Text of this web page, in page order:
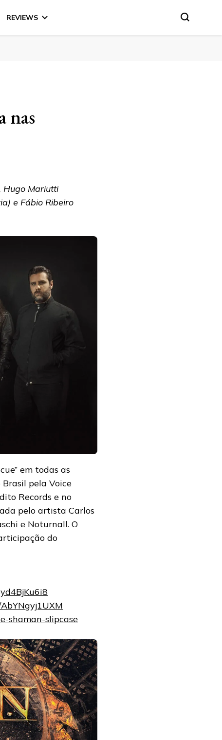
REVIEWS
nas
Hugo Mariutti
e Fábio Ribeiro
em todas as
pela Voice
Records e no
pelo artista Carlos
e Noturnall. O
do
shaman-slipcase